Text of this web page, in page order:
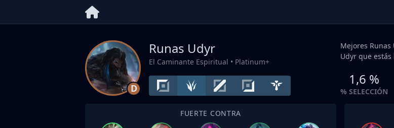
D
Runas Udyr
El Caminante Espiritual • Platinum+
Mejores Runas
Udyr que estás
1,6 %
% SELECCIÓN
FUERTE CONTRA